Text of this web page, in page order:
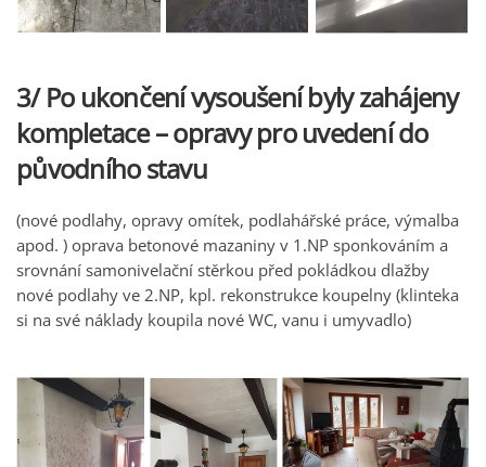
3/ Po ukončení vysoušení byly zahájeny
kompletace – opravy pro uvedení do
původního stavu
(nové podlahy, opravy omítek, podlahářské práce, výmalba
apod. ) oprava betonové mazaniny v 1.NP sponkováním a
srovnání samonivelační stěrkou před pokládkou dlažby
nové podlahy ve 2.NP, kpl. rekonstrukce koupelny (klinteka
si na své náklady koupila nové WC, vanu i umyvadlo)